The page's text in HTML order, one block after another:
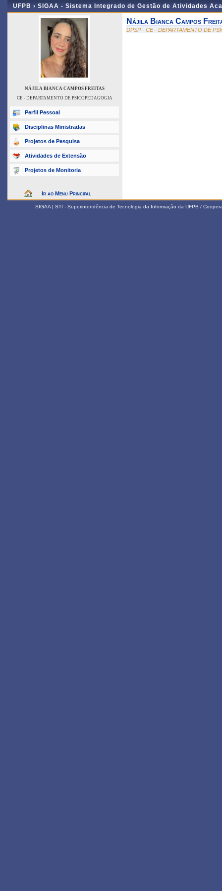
UFPB › SIGAA - Sistema Integrado de Gestão de Atividades
NÁJILA BIANCA CAMPOS FREITAS
CE - DEPARTAMENTO DE PSICOPEDAGOGIA
Perfil Pessoal
Disciplinas Ministradas
Projetos de Pesquisa
Atividades de Extensão
Projetos de Monitoria
Ir ao Menu Principal
Nájila Bianca Campos
DPSP - CE - DEPARTAMENTO DE
SIGAA | STI - Superintendência de Tecnologia da Informação da UFPB /